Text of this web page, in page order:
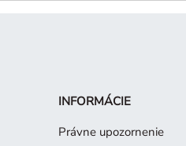
INFORMÁCIE
Právne upozornenie